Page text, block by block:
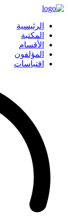
الرئيسية
المكتبة
الأقسام
المؤلفون
اقتباسات